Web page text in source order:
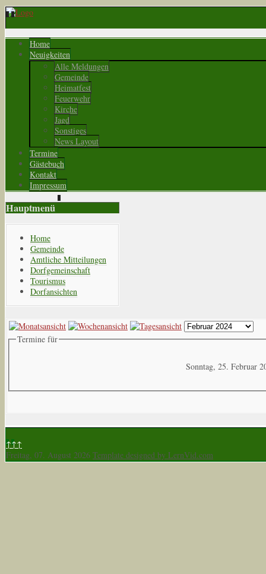
Home
Neuigkeiten
Alle Meldungen
Gemeinde
Heimatfest
Feuerwehr
Kirche
Jagd
Sonstiges
News Layout
Termine
Gästebuch
Kontakt
Impressum
Hauptmenü
Home
Gemeinde
Amtliche Mitteilungen
Dorfgemeinschaft
Tourismus
Dorfansichten
Termine für
Sonntag, 25. Februar
↑↑↑
Freitag, 07. August 2026 Template designed by LernVid.com